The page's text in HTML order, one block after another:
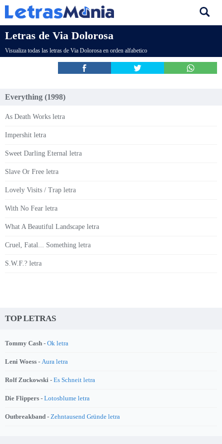
Letras de Via Dolorosa
Visualiza todas las letras de Via Dolorosa en orden alfabetico
Everything (1998)
As Death Works letra
Impershit letra
Sweet Darling Eternal letra
Slave Or Free letra
Lovely Visits / Trap letra
With No Fear letra
What A Beautiful Landscape letra
Cruel, Fatal... Something letra
S.W.F.? letra
TOP LETRAS
Tommy Cash - Ok letra
Leni Woess - Aura letra
Rolf Zuckowski - Es Schneit letra
Die Flippers - Lotosblume letra
Outbreakband - Zehntausend Gründe letra